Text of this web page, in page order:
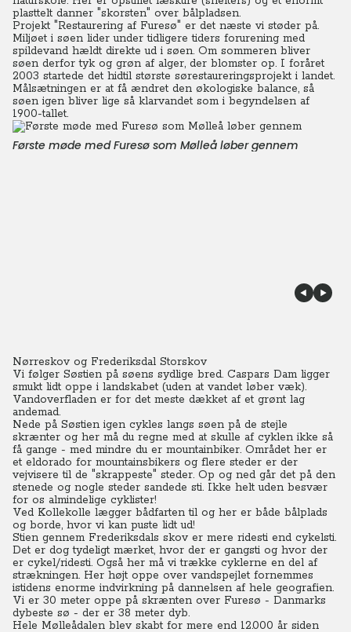
plasttelt danner "skorsten" over bålpladsen.
Projekt "Restaurering af Furesø" er det næste vi støder på.
Miljøet i søen lider under tidligere tiders forurening med
spildevand hældt direkte ud i søen. Om sommeren bliver
søen derfor tyk og grøn af alger, der blomster op. I foråret
2003 startede det hidtil største sørestaureringsprojekt i landet.
Målsætningen er at få ændret den økologiske balance, så
søen igen bliver lige så klarvandet som i begyndelsen af
1900-tallet.
Første møde med Furesø som Mølleå løber gennem
Nørreskov og Frederiksdal Storskov
Vi følger Søstien på søens sydlige bred. Caspars Dam ligger
smukt lidt oppe i landskabet (uden at vandet løber væk).
Vandoverfladen er for det meste dækket af et grønt lag
andemad.
Nede på Søstien igen cykles langs søen på de stejle
skrænter og her må du regne med at skulle af cyklen ikke så
få gange - med mindre du er mountainbiker. Området her er
et eldorado for mountainsbikers og flere steder er der
vejvisere til de "skrappeste" steder. Op og ned går det på den
stenede og nogle steder sandede sti. Ikke helt uden besvær
for os almindelige cyklister!
Ved Kollekolle lægger bådfarten til og her er både bålplads
og borde, hvor vi kan puste lidt ud!
Stien gennem Frederiksdals skov er mere ridesti end cykelsti.
Det er dog tydeligt mærket, hvor der er gangsti og hvor der
er cykel/ridesti. Også her må vi trække cyklerne en del af
strækningen. Her højt oppe over vandspejlet fornemmes
istidens enorme indvirkning på dannelsen af hele geografien.
Vi er 30 meter oppe på skrænten over Furesø - Danmarks
dybeste sø - der er 38 meter dyb.
Hele Mølleådalen blev skabt for mere end 12.000 år siden